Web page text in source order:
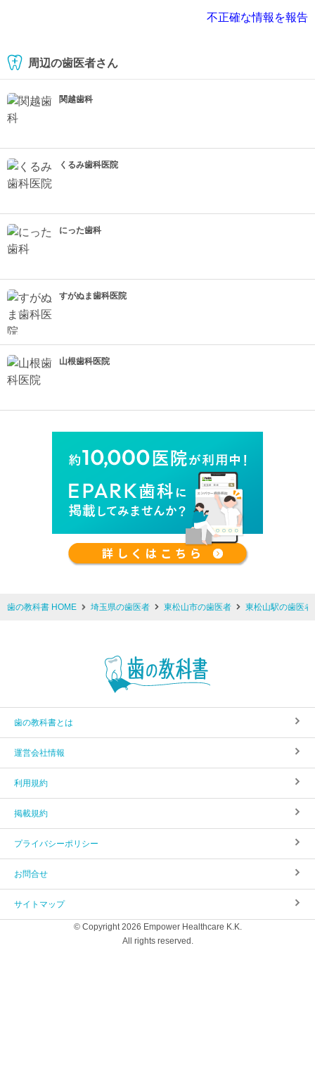
不正確な情報を報告
周辺の歯医者さん
関越歯科
くるみ歯科医院
にった歯科
すがぬま歯科医院
山根歯科医院
歯の教科書 HOME 埼玉県の歯医者 東松山市の歯医者 東松山駅の歯医者
歯の教科書とは
運営会社情報
利用規約
掲載規約
プライバシーポリシー
お問合せ
サイトマップ
© Copyright 2026 Empower Healthcare K.K.
All rights reserved.